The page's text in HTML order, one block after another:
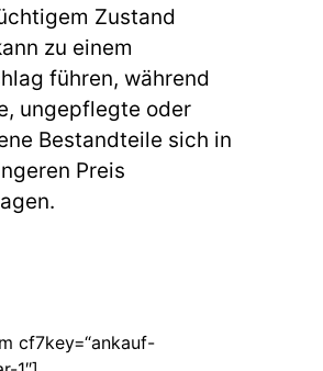
Zustand
zu einem
führen, während
ungepflegte oder
Bestandteile sich in
Preis
cf7key=“ankauf-